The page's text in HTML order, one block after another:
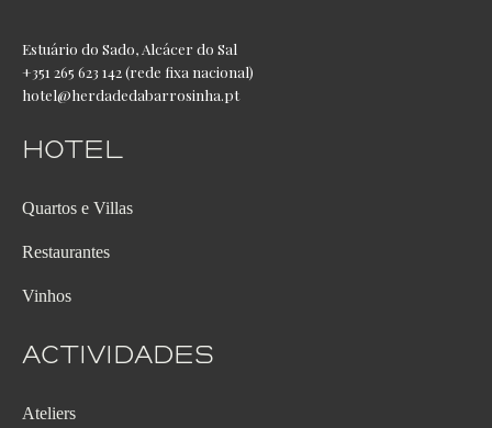
Estuário do Sado, Alcácer do Sal
+351 265 623 142 (rede fixa nacional)
hotel@herdadedabarrosinha.pt
Hotel
Quartos e Villas
Restaurantes
Vinhos
Actividades
Ateliers